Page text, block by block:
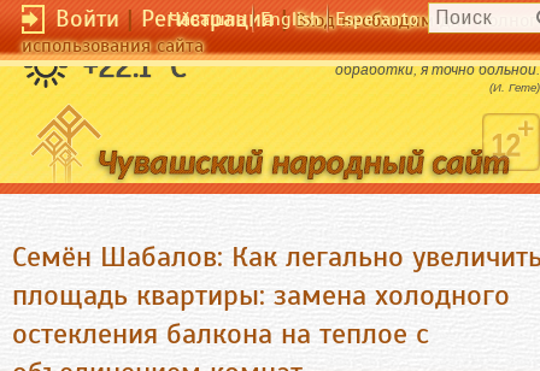
Войти|Регистрация|Вход необходим для
использования сайта
Чӑвашла English Esperanto
+22.1 °C
Когда у меня нет новых и новых идей для
обработки, я точно больной.
(И. Гете)
Семён Шабалов: Как легально
площадь квартиры: замена холодного
остекления балкона на теплое с